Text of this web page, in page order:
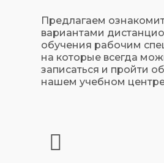
Предлагаем
вариантами
обучения рабочим
на которые всегда
записаться и пройти
нашем учебном